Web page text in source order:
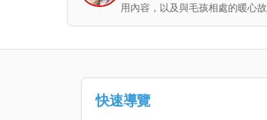
用內容，以及與毛孩相處的暖心
快速導覽